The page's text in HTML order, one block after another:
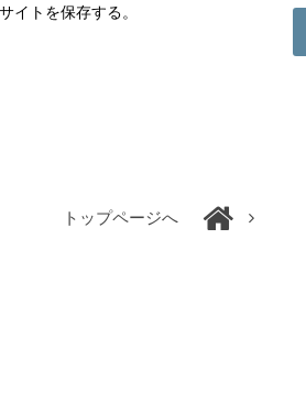
イトを保存する。
トップページへ